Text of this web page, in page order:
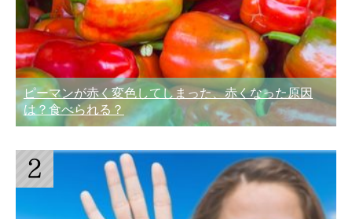
ピーマンが赤く変色してしまった、赤くなった原因
は？食べられる？